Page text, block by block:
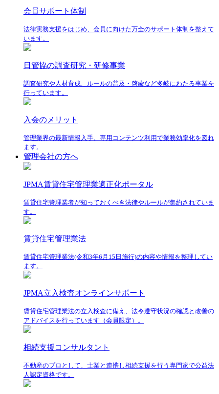
会員サポート体制
法律実務支援をはじめ、会員に向けた万全のサポート体制を整えて
います。
日管協の調査研究・研修事業
調査研究や人材育成、ルールの普及・啓蒙など多岐にわたる事業を
行っています。
入会のメリット
管理業界の最新情報入手、専用コンテンツ利用で業務効率化を図れ
ます。
管理会社の方へ
JPMA賃貸住宅管理業適正化ポータル
賃貸住宅管理業者が知っておくべき法律やルールが集約されていま
す。
賃貸住宅管理業法
賃貸住宅管理業法(令和3年6月15日施行)の内容や情報を整理してい
ます。
JPMA立入検査オンラインサポート
賃貸住宅管理業法の立入検査に備え、法令遵守状況の確認と改善の
アドバイスを行っています（会員限定）。
相続支援コンサルタント
不動産のプロとして、士業と連携し相続支援を行う専門家で公益法
人認定資格です。